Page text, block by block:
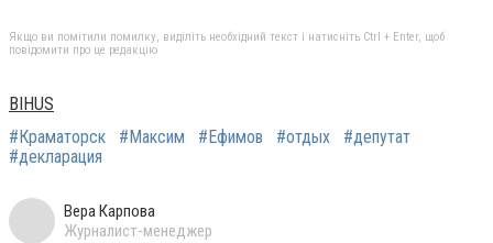
Якщо ви помітили помилку, виділіть необхідний текст і натисніть Ctrl + Enter, щоб
повідомити про це редакцію
BIHUS
#Краматорск
#Максим #Ефимов #отдых
#депутат
#декларация
Вера Карпова
Журналист-менеджер